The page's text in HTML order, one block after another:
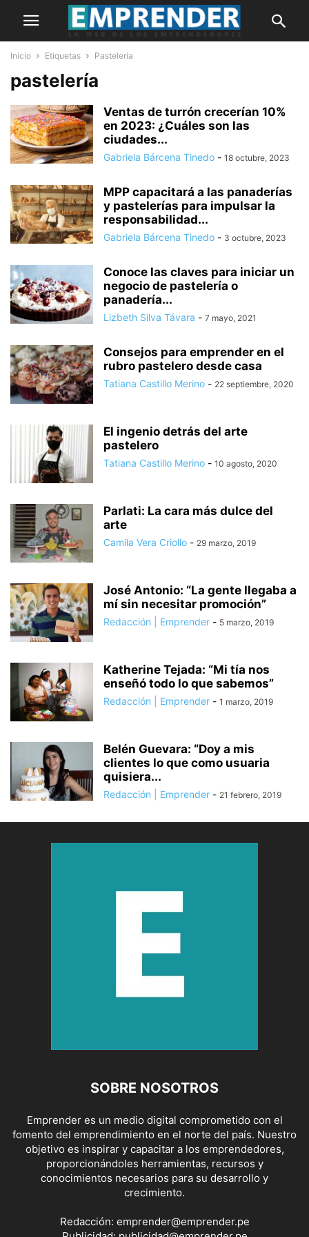
Inicio Etiquetas Pastelería
pastelería
Ventas de turrón crecerían 10%
en 2023: ¿Cuáles son las
ciudades...
Gabriela Bárcena Tinedo - 18 octubre, 2023
MPP capacitará a las panaderías
y pastelerías para impulsar la
responsabilidad...
Gabriela Bárcena Tinedo - 3 octubre, 2023
Conoce las claves para iniciar un
negocio de pastelería o
panadería...
Lizbeth Silva Távara - 7 mayo, 2021
Consejos para emprender en el
rubro pastelero desde casa
Tatiana Castillo Merino - 22 septiembre, 2020
El ingenio detrás del arte
pastelero
Tatiana Castillo Merino - 10 agosto, 2020
Parlati: La cara más dulce del
arte
Camila Vera Criollo - 29 marzo, 2019
José Antonio: “La gente llegaba a
mí sin necesitar promoción”
Redacción | Emprender - 5 marzo, 2019
Katherine Tejada: “Mi tía nos
enseñó todo lo que sabemos”
Redacción | Emprender - 1 marzo, 2019
Belén Guevara: “Doy a mis
clientes lo que como usuaria
quisiera...
Redacción | Emprender - 21 febrero, 2019
SOBRE NOSOTROS
Emprender es un medio digital comprometido con el
fomento del emprendimiento en el norte del país. Nuestro
objetivo es inspirar y capacitar a los emprendedores,
proporcionándoles herramientas, recursos y
conocimientos necesarios para su desarrollo y
crecimiento.
Redacción: emprender@emprender.pe